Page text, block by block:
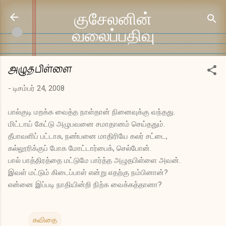
முதன்மை உள்ளடக்கத்திற்குச் செல்
குசேலனின்
வலைப்பதிவு
அழுதபிள்ளை
- டிசம்பர் 24, 2008
பால்குடி மறக்க வைத்த நாள்தான் நினைவுக்கு வந்தது.
மிட்டாய் கேட்டு அழுபவனை சமாதானம் செய்ததும்.
தீபாவளிப் பட்டாசு, நண்பனை மாதிரியே கலர் சட்டை,
கல்லூரிக்குப் போக மோட்டார்பைக், செல்போன்.
பால் பாத்திரத்தை மட்டுமே பார்த்த அழுதபிள்ளை அவன்.
இவள் மட்டும் கிடைப்பாள் என்று எதற்கு நம்பினான்?
என்னை இப்படி நாதியின்றி நிற்க வைக்கத்தானா?
கவிதை